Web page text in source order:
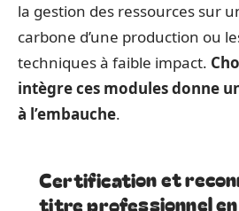
la gestion des ressources sur
carbone d’une production ou
techniques à faible impact.
intègre ces modules donne
à l’embauche.
Certification et
titre professionnel